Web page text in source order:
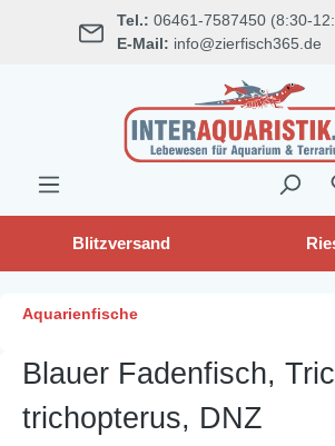
springen Tel.: 06461-7587450 (8:30-
E-Mail: info@zierfisch365.de
Blitzversand
Aquarienfische
Blauer Fadenfisch,
trichopterus, DNZ